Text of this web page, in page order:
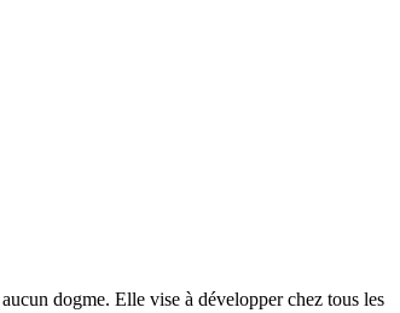
dogme. Elle vise à développer chez tous les